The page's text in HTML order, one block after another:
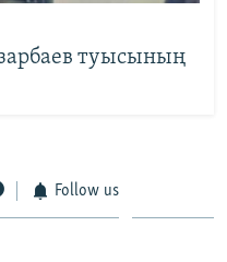
туысының
Follow us